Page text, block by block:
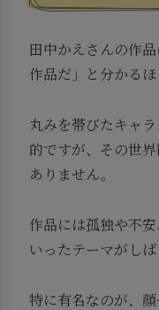
田中かえさんの作
作品だ」と分かるほ
丸みを帯びたキャ
的ですが、その世
ありません。
作品には孤独や不
いったテーマがしば
特に有名なのが、